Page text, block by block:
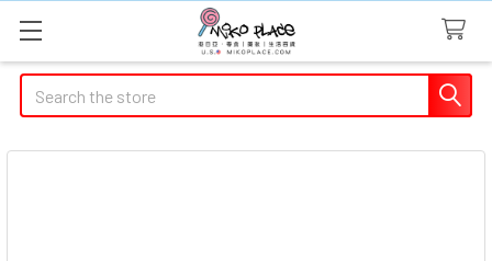
Search